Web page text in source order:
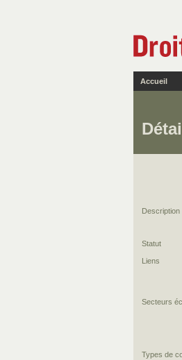
Accueil
Description
Statut
Liens
Secteurs
Types de